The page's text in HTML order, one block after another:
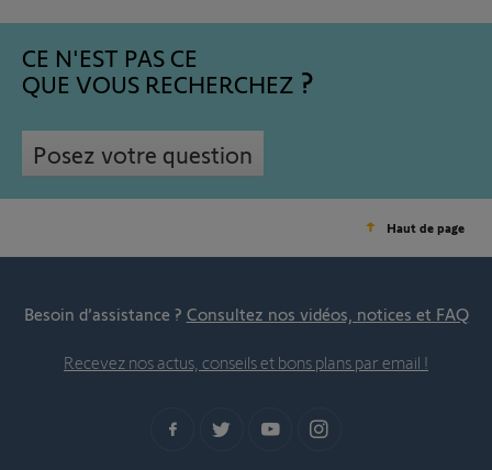
CE N'EST PAS CE
QUE VOUS RECHERCHEZ
Posez votre question
Haut de page
Besoin d’assistance ? Consultez nos vidéos, notices et FAQ
Recevez nos actus, conseils et bons plans par email !